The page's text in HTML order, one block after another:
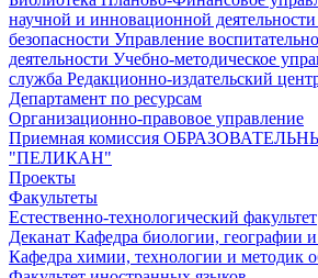
научной и инновационной деятельности
безопасности Управление
деятельности Учебно-методическое
служба Редакционно-издательский
Департамент по ресурсам
Организационно-правовое управление
Приемная комиссия
"ПЕЛИКАН"
Проекты
Факультеты
Естественно-технологический факультет
Деканат Кафедра биологии, географии
Кафедра химии, технологии и методик